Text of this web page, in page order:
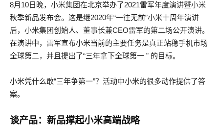
8月10日晚，小米集团在北京举办了2021雷军年度演讲暨小米
秋季新品发布会。这是继2020年“一往无前”小米十周年演讲
后，小米集团创始人、董事长兼CEO雷军的第二场公开演讲。
在演讲中，雷军宣布小米当前的主要任务是真正站稳手机市场
全球第二，并且提出了“三年拿下全球第一 ” 的目标。
小米凭什么敢“三年争第一”？活动中小米的很多动作提供了答
案。
谈产品：新品撑起小米高端战略